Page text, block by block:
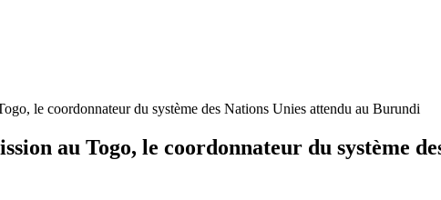
le coordonnateur du système des Nations Unies attendu au Burundi
au Togo, le coordonnateur du système